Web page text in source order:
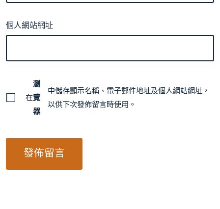
個人網站網址
在
瀏
覽
器
中儲存顯示名稱、電子郵件地址及個人網站網址，
以供下次發佈留言時使用。